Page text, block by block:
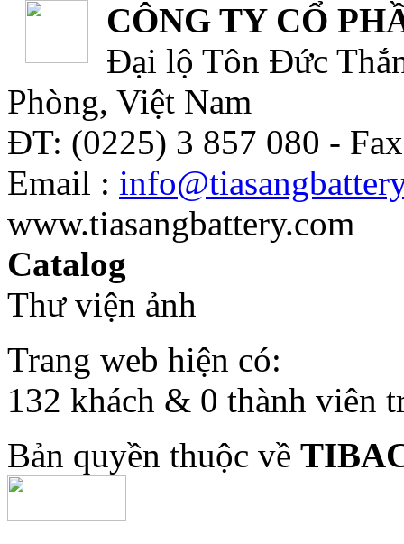
CÔNG TY CỔ
Đại lộ Tôn Đức
Phòng, Việt Nam
ĐT: (0225) 3 857 080 -
Email :
www.tiasangbattery.com
Catalog
Thư viện ảnh
Trang web hiện có:
132 khách & 0 thành viên
Bản quyền thuộc về